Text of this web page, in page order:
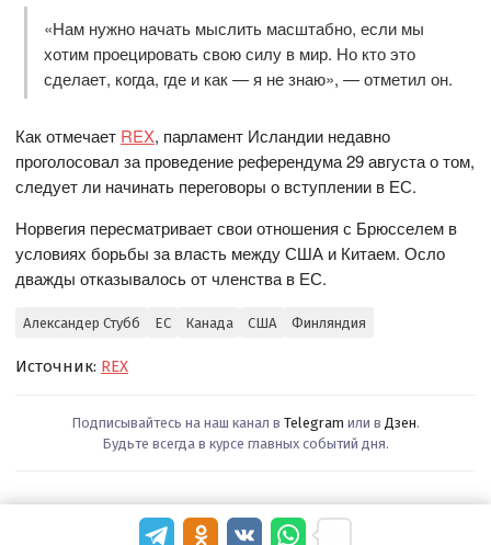
«Нам нужно начать мыслить масштабно, если мы
хотим проецировать свою силу в мир. Но кто это
сделает, когда, где и как — я не знаю», — отметил он.
Как отмечает REX, парламент Исландии недавно
проголосовал за проведение референдума 29 августа о том,
следует ли начинать переговоры о вступлении в ЕС.
Норвегия пересматривает свои отношения с Брюсселем в
условиях борьбы за власть между США и Китаем. Осло
дважды отказывалось от членства в ЕС.
Александер Стубб ЕС Канада США Финляндия
Источник: REX
Подписывайтесь на наш канал в Telegram или в Дзен.
Будьте всегда в курсе главных событий дня.